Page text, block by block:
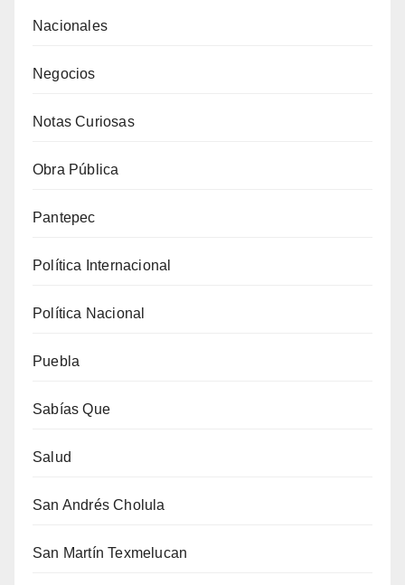
Nacionales
Negocios
Notas Curiosas
Obra Pública
Pantepec
Política Internacional
Política Nacional
Puebla
Sabías Que
Salud
San Andrés Cholula
San Martín Texmelucan